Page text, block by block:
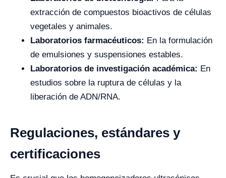
extracción de compuestos bioactivos de células
vegetales y animales.
Laboratorios farmacéuticos: En la formulación
de emulsiones y suspensiones estables.
Laboratorios de investigación académica: En
estudios sobre la ruptura de células y la
liberación de ADN/RNA.
Regulaciones, estándares y
certificaciones